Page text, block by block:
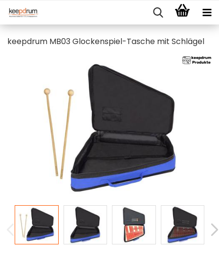
keepdrum MB03 Glockenspiel-Tasche mit Schlägel